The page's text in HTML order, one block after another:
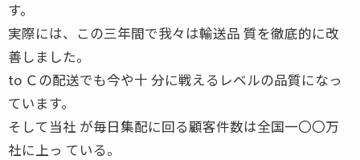
す。
実際には、この三年間で我々は輸送品 質を徹底的に改
善しました。
to Ｃの配送でも今や十 分に戦えるレベルの品質になっ
ています。
そして当社 が毎日集配に回る顧客件数は全国一〇〇万
社に上っ ている。